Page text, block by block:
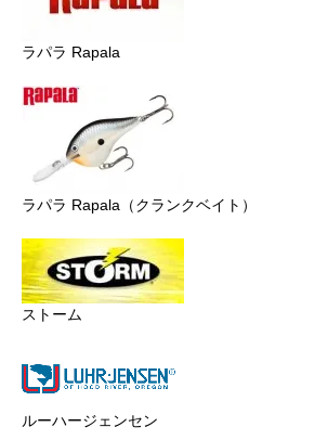
ラパラ Rapala
ラパラ Rapala（クランクベイト）
ストーム
ルーハージェンセン